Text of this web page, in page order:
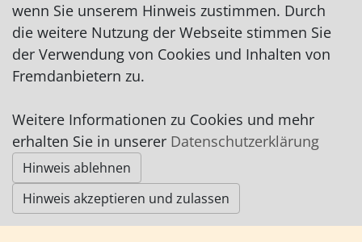
Impressum|Datenschutz|AGB
© Worpswede24 2015-2026
wenn Sie unserem Hinweis zustimmen. Durch
die weitere Nutzung der Webseite stimmen Sie
der Verwendung von Cookies und Inhalten von
Fremdanbietern zu.
Weitere Informationen zu Cookies und mehr
erhalten Sie in unserer Datenschutzerklärung
Hinweis ablehnen
Hinweis akzeptieren und zulassen